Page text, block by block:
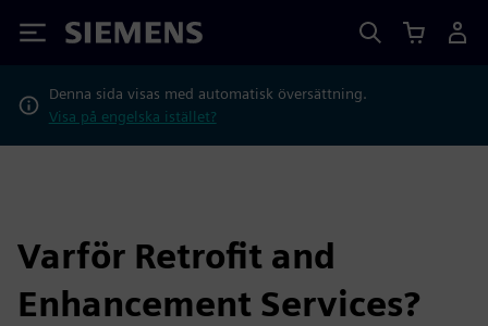
Siemens
Denna sida visas med automatisk översättning.
Visa på engelska istället?
Varför Retrofit and
Enhancement Services?